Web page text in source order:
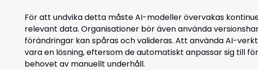
För att undvika detta måste AI-modeller övervakas
relevant data. Organisationer bör även använda
förändringar kan spåras och valideras. Att använda AI-
vara en lösning, eftersom de automatiskt anpassar sig till
behovet av manuellt underhåll.